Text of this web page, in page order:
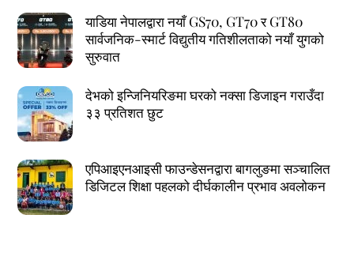
याडिया नेपालद्वारा नयाँ GS70, GT70 र GT80
सार्वजनिक-स्मार्ट विद्युतीय गतिशीलताको नयाँ युगको
सुरुवात
देभको इन्जिनियरिङमा घरको नक्सा डिजाइन गराउँदा
३३ प्रतिशत छुट
एपिआइएनआइसी फाउन्डेसनद्वारा बागलुङमा सञ्चालित
डिजिटल शिक्षा पहलको दीर्घकालीन प्रभाव अवलोकन